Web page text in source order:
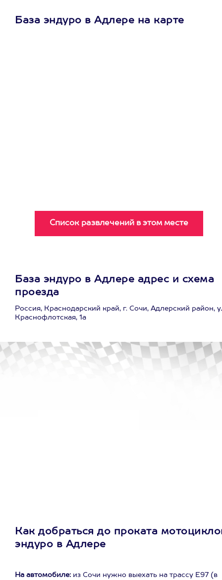
База эндуро в Адлере на карте
База эндуро в Адлере адрес и схема
проезда
Россия, Краснодарский край, г. Сочи, Адлерский район,
Краснофлотская, 1а
Как добраться до проката
эндуро в Адлере
На автомобиле: из Сочи нужно выехать на трассу Е97 (в